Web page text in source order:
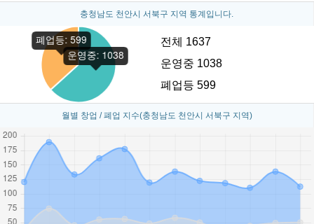
충청남도 천안시 서북구 지역 통계입니다.
전체 1637
운영중 1038
폐업등 599
월별 창업 / 폐업 지수(충청남도 천안시 서북구 지역)